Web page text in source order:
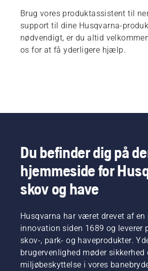
Brug vores produktassistent til
support til dine Husqvarna-
nødvendigt, er du altid
os for at få yderligere hjælp.
Du befinder dig på
hjemmeside for
skov og have
Husqvarna har været drevet af
innovation siden 1689 og leverer
skov-, park- og haveprodukter.
brugervenlighed møder sikkerhed
miljøbeskyttelse i vores